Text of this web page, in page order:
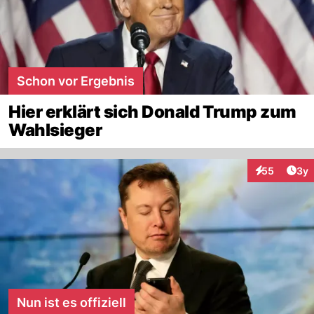
Schon vor Ergebnis
Hier erklärt sich Donald Trump zum
Wahlsieger
55
Interaktionen
3y
Nun ist es offiziell